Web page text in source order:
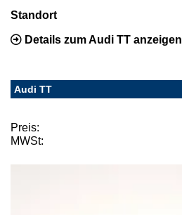
Standort
Details zum Audi TT anzeigen
Audi TT
Preis:
MWSt: